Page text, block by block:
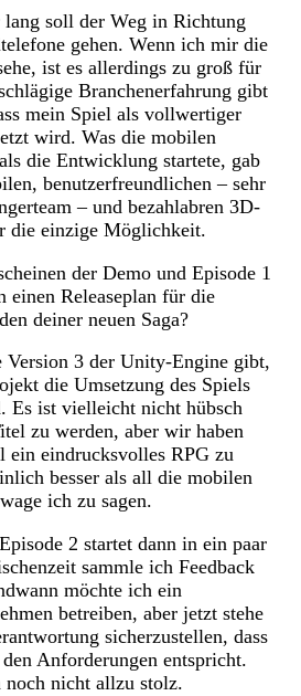
soll der Weg in Richtung
gehen. Wenn ich mir die
ist es allerdings zu groß für
Branchenerfahrung gibt
mein Spiel als vollwertiger
wird. Was die mobilen
die Entwicklung startete, gab
benutzerfreundlichen – sehr
– und bezahlabren 3D-
die einzige Möglichkeit.
der Demo und Episode 1
einen Releaseplan für die
deiner neuen Saga?
Version 3 der Unity-Engine gibt,
die Umsetzung des Spiels
Es ist vielleicht nicht hübsch
zu werden, aber wir haben
ein eindrucksvolles RPG zu
besser als all die mobilen
ich zu sagen.
2 startet dann in ein paar
sammle ich Feedback
möchte ich ein
betreiben, aber jetzt stehe
sicherzustellen, dass
Anforderungen entspricht.
nicht allzu stolz.